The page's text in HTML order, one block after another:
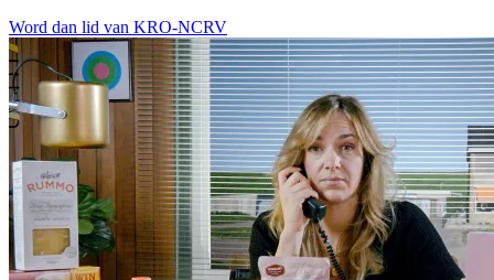
Word dan lid van KRO-NCRV